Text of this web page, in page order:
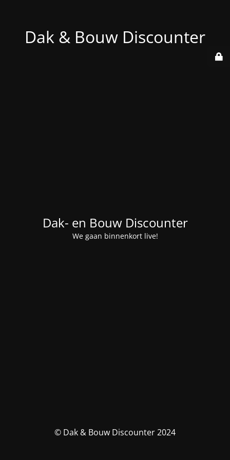
Dak & Bouw Discounter
Dak- en Bouw Discounter
We gaan binnenkort live!
© Dak & Bouw Discounter 2024